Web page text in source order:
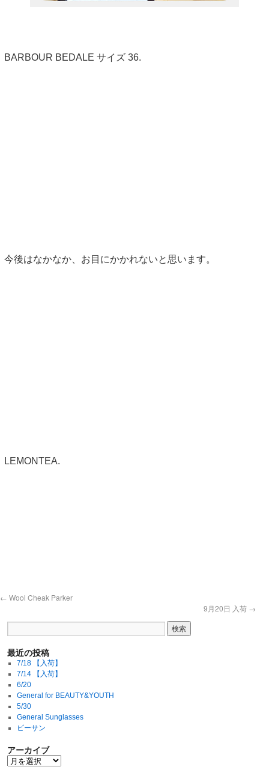
BARBOUR BEDALE サイズ 36.
今後はなかなか、お目にかかれないと思います。
LEMONTEA.
← Wool Cheak Parker
9月20日 入荷 →
最近の投稿
7/18 【入荷】
7/14 【入荷】
6/20
General for BEAUTY&YOUTH
5/30
General Sunglasses
ビーサン
アーカイブ